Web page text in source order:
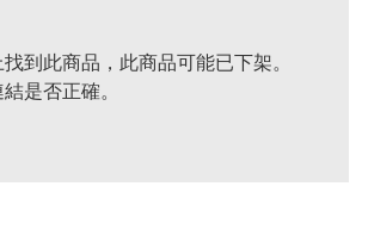
到此商品，此商品可能已下架。
是否正確。